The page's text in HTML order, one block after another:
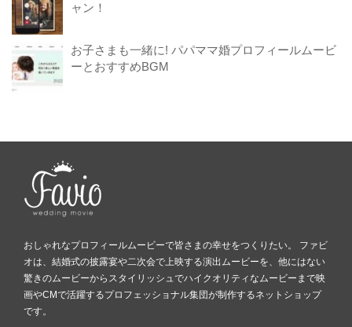
ャン！
お子さまも一緒に! パパママ婚プロフィールムービ
ーとおすすめBGM
おしゃれなプロフィールムービーで皆さまの幸せをつくりたい。 ファビ
オは、結婚式の披露宴や二次会で上映する演出ムービーを、他にはない
驚きのムービーからスタイリッシュでハイクオリティなムービーまで映
画やCMで活躍するプロフェッショナル集団が制作するネットショップ
です。